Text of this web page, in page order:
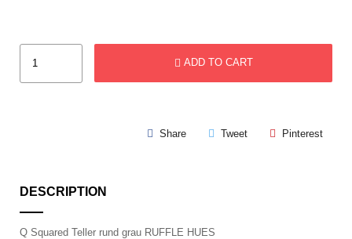
ADD TO CART
Share Tweet Pinterest
DESCRIPTION
Q Squared Teller rund grau RUFFLE HUES